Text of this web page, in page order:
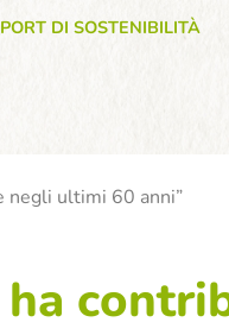
DI SOSTENIBILITÀ
negli ultimi 60 anni”